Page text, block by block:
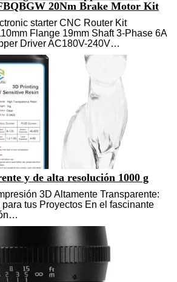
20Nm Brake Motor Kit
starter CNC Router Kit
Flange 19mm Shaft 3-Phase 6A
Driver AC180V-240V…
y de alta resolución 1000 g
3D Altamente Transparente:
tus Proyectos En el fascinante